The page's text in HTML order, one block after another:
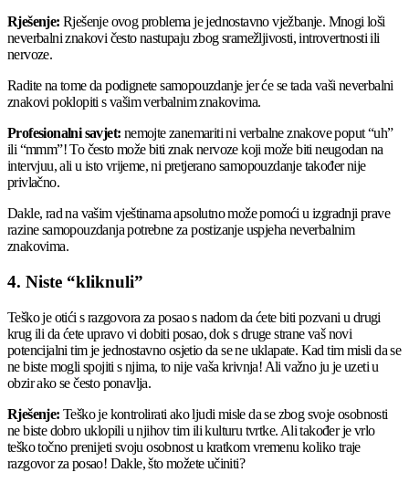
Rješenje: Rješenje ovog problema je jednostavno vježbanje. Mnogi loši
neverbalni znakovi često nastupaju zbog sramežljivosti, introvertnosti ili
nervoze.
Radite na tome da podignete samopouzdanje jer će se tada vaši neverbalni
znakovi poklopiti s vašim verbalnim znakovima.
Profesionalni savjet: nemojte zanemariti ni verbalne znakove poput “uh”
ili “mmm”! To često može biti znak nervoze koji može biti neugodan na
intervjuu, ali u isto vrijeme, ni pretjerano samopouzdanje također nije
privlačno.
Dakle, rad na vašim vještinama apsolutno može pomoći u izgradnji prave
razine samopouzdanja potrebne za postizanje uspjeha neverbalnim
znakovima.
4. Niste “kliknuli”
Teško je otići s razgovora za posao s nadom da ćete biti pozvani u drugi
krug ili da ćete upravo vi dobiti posao, dok s druge strane vaš novi
potencijalni tim je jednostavno osjetio da se ne uklapate. Kad tim misli da se
ne biste mogli spojiti s njima, to nije vaša krivnja! Ali važno ju je uzeti u
obzir ako se često ponavlja.
Rješenje: Teško je kontrolirati ako ljudi misle da se zbog svoje osobnosti
ne biste dobro uklopili u njihov tim ili kulturu tvrtke. Ali također je vrlo
teško točno prenijeti svoju osobnost u kratkom vremenu koliko traje
razgovor za posao! Dakle, što možete učiniti?